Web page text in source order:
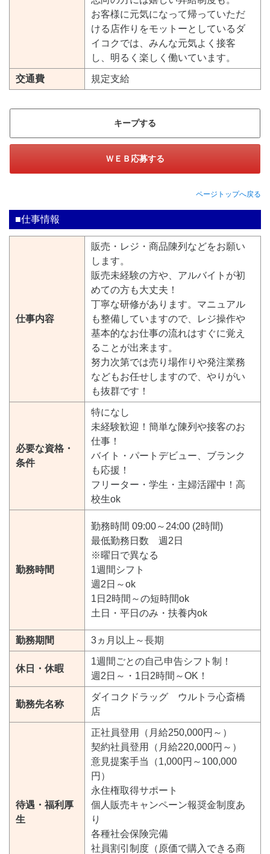
お客様に元気になって帰っていただ
ける店作りをモットーとしているダ
イコクでは、みんな元気よく接客
し、明るく楽しく働いています。
交通費 規定支給
キープする
ＷＥＢ応募する
ページトップへ戻る
■仕事情報
仕事内容
販売・レジ・商品陳列などをお願い
します。
販売未経験の方や、アルバイトが初
めての方も大丈夫！
丁寧な研修があります。マニュアル
も整備していますので、レジ操作や
基本的なお仕事の流れはすぐに覚え
ることが出来ます。
努力次第では売り場作りや発注業務
などもお任せしますので、やりがい
も抜群です！
必要な資格・
条件
特になし
未経験歓迎！簡単な陳列や接客のお
仕事！
バイト・パートデビュー、ブランク
も応援！
フリーター・学生・主婦活躍中！高
校生ok
勤務時間
勤務時間 09:00～24:00 (2時間)
最低勤務日数 週2日
※曜日で異なる
1週間シフト
週2日～ok
1日2時間～の短時間ok
土日・平日のみ・扶養内ok
勤務期間 3ヵ月以上～長期
休日・休暇
1週間ごとの自己申告シフト制！
週2日～・1日2時間～OK！
勤務先名称
ダイコクドラッグ ウルトラ心斎橋
店
待遇・福利厚
生
正社員登用（月給250,000円～）
契約社員登用（月給220,000円～）
意見提案手当（1,000円～100,000
円）
永住権取得サポート
個人販売キャンペーン報奨金制度あ
り
各種社会保険完備
社員割引制度（原価で購入できる商